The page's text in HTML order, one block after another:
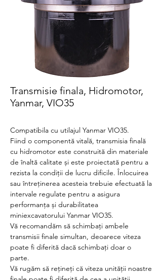
Transmisie finala, Hidromotor,
Yanmar, VIO35
Compatibila cu utilajul Yanmar VIO35.
Fiind o componentă vitală, transmisia finală
cu hidromotor este construită din materiale
de înaltă calitate și este proiectată pentru a
rezista la condiții de lucru dificile. Înlocuirea
sau întreținerea acesteia trebuie efectuată la
intervale regulate pentru a asigura
performanța și durabilitatea
miniexcavatorului Yanmar VIO35.
Vă recomandăm să schimbați ambele
transmisii finale simultan, deoarece viteza
poate fi diferită dacă schimbați doar o
parte.
Vă rugăm să rețineți că viteza unității noastre